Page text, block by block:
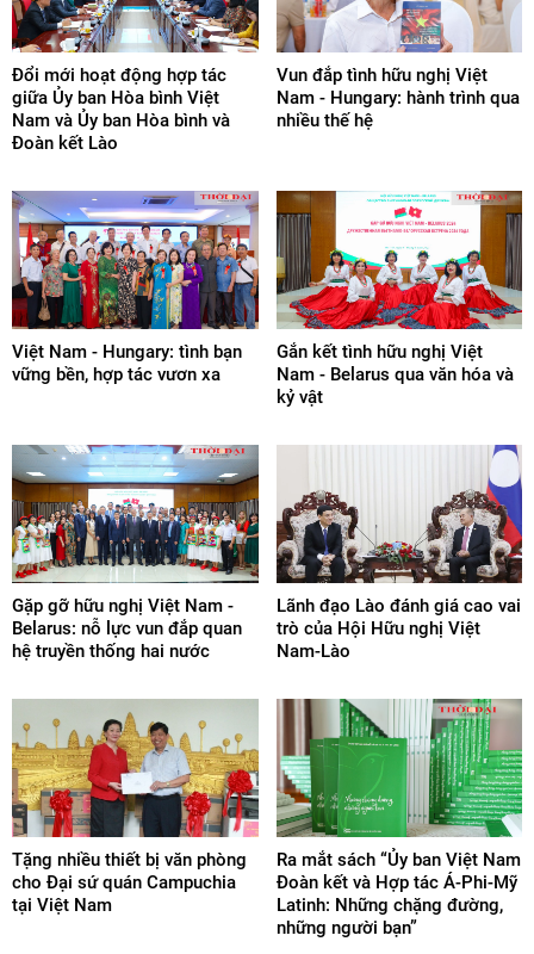
Đổi mới hoạt động hợp tác
giữa Ủy ban Hòa bình Việt
Nam và Ủy ban Hòa bình và
Đoàn kết Lào
Vun đắp tình hữu nghị Việt
Nam - Hungary: hành trình qua
nhiều thế hệ
Việt Nam - Hungary: tình bạn
vững bền, hợp tác vươn xa
Gắn kết tình hữu nghị Việt
Nam - Belarus qua văn hóa và
kỷ vật
Gặp gỡ hữu nghị Việt Nam -
Belarus: nỗ lực vun đắp quan
hệ truyền thống hai nước
Lãnh đạo Lào đánh giá cao vai
trò của Hội Hữu nghị Việt
Nam-Lào
Tặng nhiều thiết bị văn phòng
cho Đại sứ quán Campuchia
tại Việt Nam
Ra mắt sách “Ủy ban Việt Nam
Đoàn kết và Hợp tác Á-Phi-Mỹ
Latinh: Những chặng đường,
những người bạn”